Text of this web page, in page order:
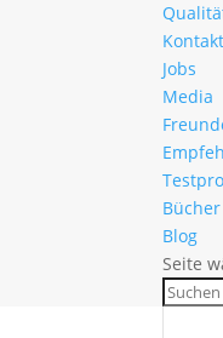
Kontakt
Jobs
Media
Bücher
Blog
Seite